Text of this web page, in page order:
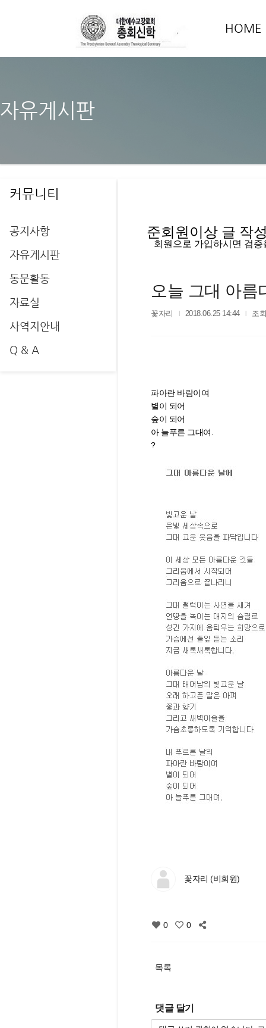
HOME
자유게시판
커뮤니티
공지사항
자유게시판
동문활동
자료실
사역지안내
Q & A
준회원이상 글 작
회원으로 가입하시면 검
오늘 그대 아름
꽃자리 2018.06.25 14:44 조
파아란 바람이여
별이 되어
숲이 되어
아 늘푸른 그대여.
?
꽃자리 (비회원)
0 0
목록
댓글 달기